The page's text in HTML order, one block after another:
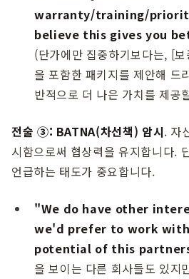
warranty/training/
believe this gives you
(단가에만 집중하기보다는, [
을 포함한 패키지를 제안해 드
반적으로 더 나은 가치를 제공
전술 ③: BATNA(차선책) 암시. 자
시함으로써 협상력을 유지합니다.
언급하는 태도가 중요합니다.
"We do have other
we'd prefer to work
potential of this
을 보이는 다른 회사들도 있지